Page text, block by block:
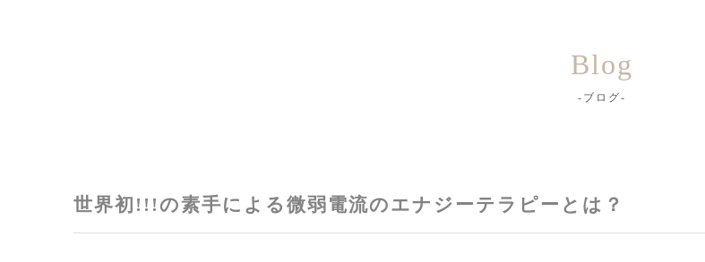
Blog
ブログ
世界初!!!の素手による微弱電流のエナジーテラピーとは？